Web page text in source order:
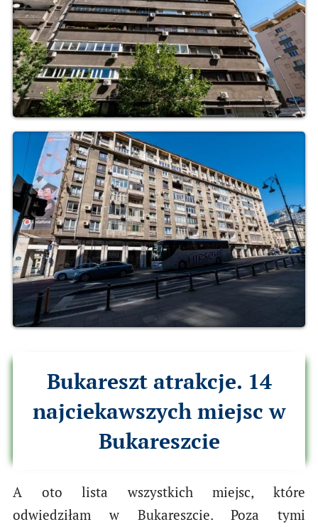
Bukareszt atrakcje. 14
najciekawszych miejsc w
Bukareszcie
A oto lista wszystkich miejsc, które
odwiedziłam w Bukareszcie. Poza tymi